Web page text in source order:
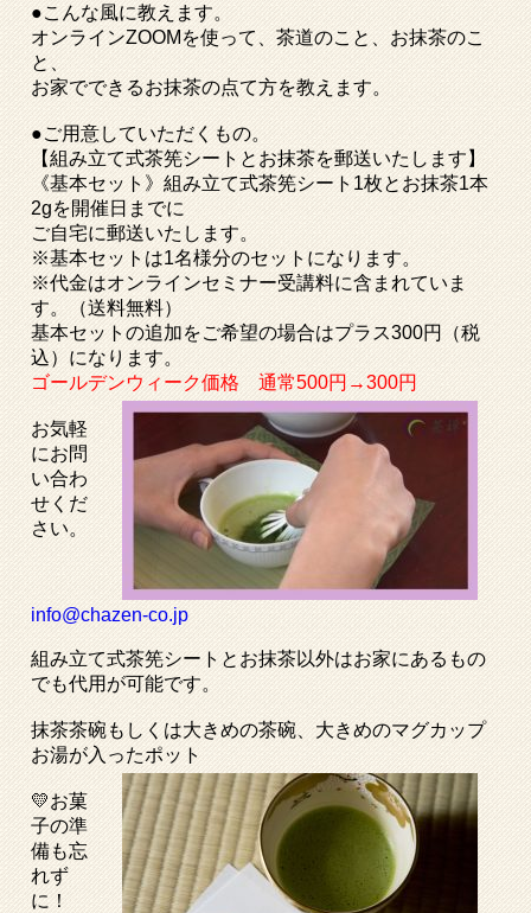
●こんな風に教えます。
オンラインZOOMを使って、茶道のこと、お抹茶のこ
と、
お家でできるお抹茶の点て方を教えます。
●ご用意していただくもの。
【組み立て式茶筅シートとお抹茶を郵送いたします】
《基本セット》組み立て式茶筅シート1枚とお抹茶1本
2gを開催日までに
ご自宅に郵送いたします。
※基本セットは1名様分のセットになります。
※代金はオンラインセミナー受講料に含まれていま
す。（送料無料）
基本セットの追加をご希望の場合はプラス300円（税
込）になります。
ゴールデンウィーク価格 通常500円→300円
お気軽
にお問
い合わ
せくだ
さい。
info@chazen-co.jp
組み立て式茶筅シートとお抹茶以外はお家にあるもの
でも代用が可能です。
抹茶茶碗もしくは大きめの茶碗、大きめのマグカップ
お湯が入ったポット
💛お菓
子の準
備も忘
れず
に！